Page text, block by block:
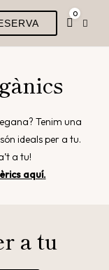
0
Tenim una
ideals per a tu.
a tu!
aquí.
a tu